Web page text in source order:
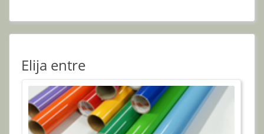
Elija entre